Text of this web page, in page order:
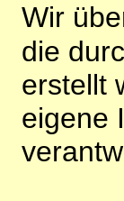
Wir
die
erstellt
eigene